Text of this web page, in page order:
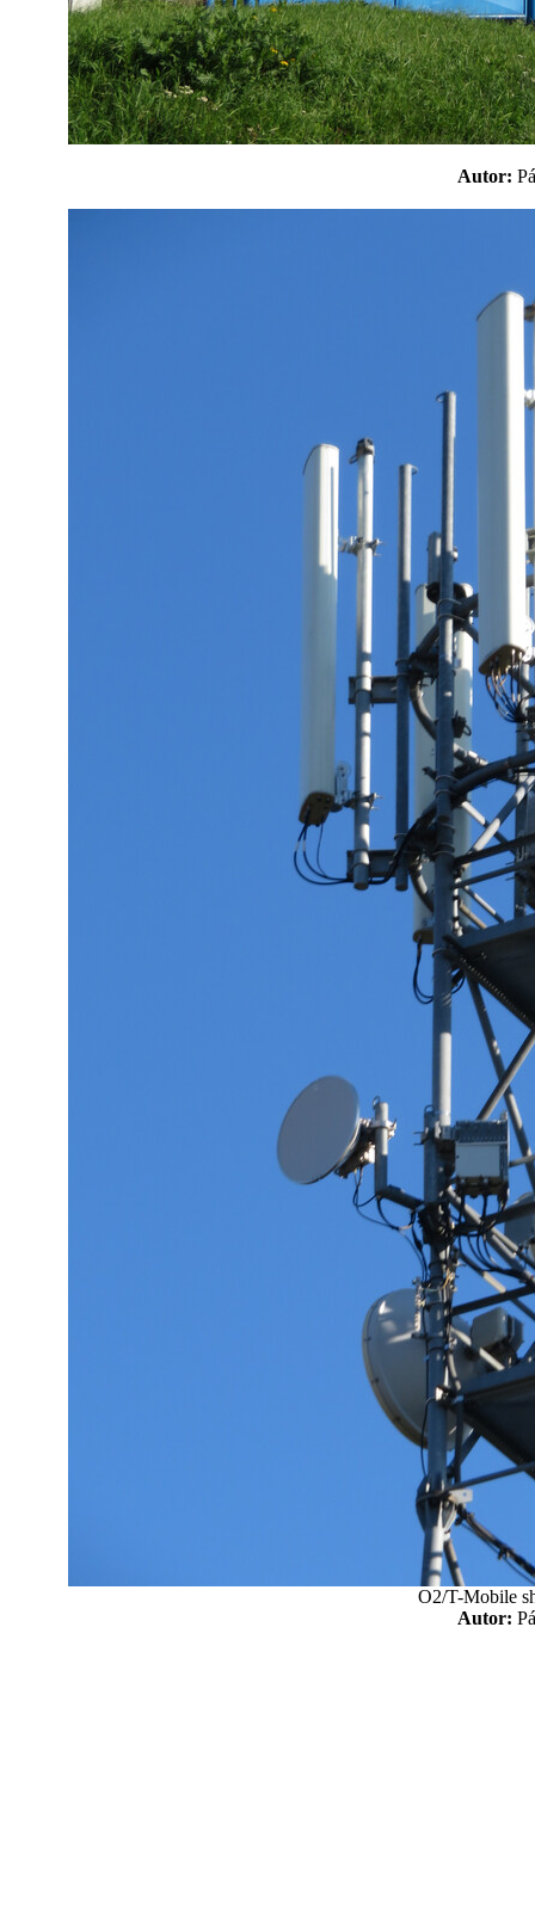
Autor:
O2/T-Mobile
Autor: